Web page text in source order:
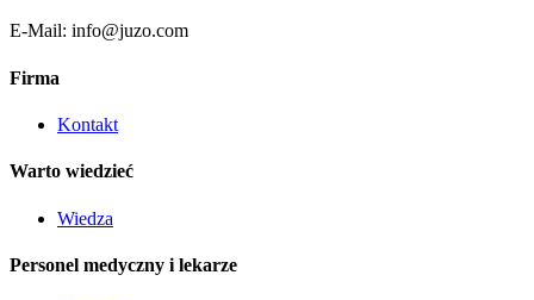
E-Mail: info@juzo.com
Firma
Kontakt
Warto wiedzieć
Wiedza
Personel medyczny i lekarze